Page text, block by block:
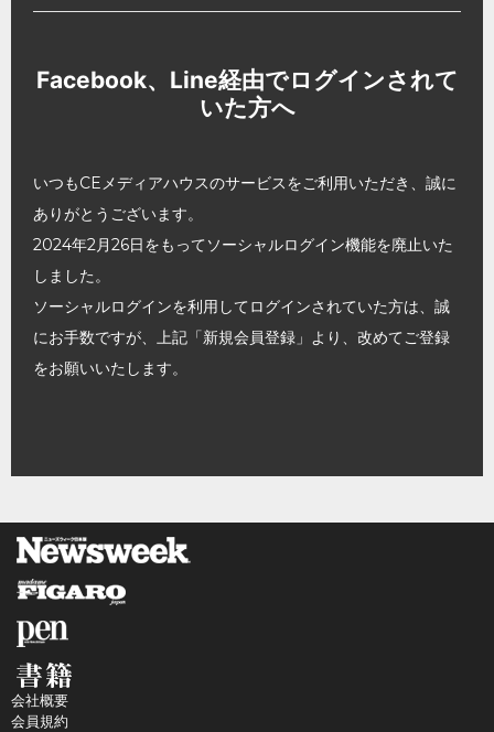
Facebook、Line経由でログインされて
いた方へ
いつもCEメディアハウスのサービスをご利用いただき、誠に
ありがとうございます。
2024年2月26日をもってソーシャルログイン機能を廃止いた
しました。
ソーシャルログインを利用してログインされていた方は、誠
にお手数ですが、上記「新規会員登録」より、改めてご登録
をお願いいたします。
会社概要
会員規約